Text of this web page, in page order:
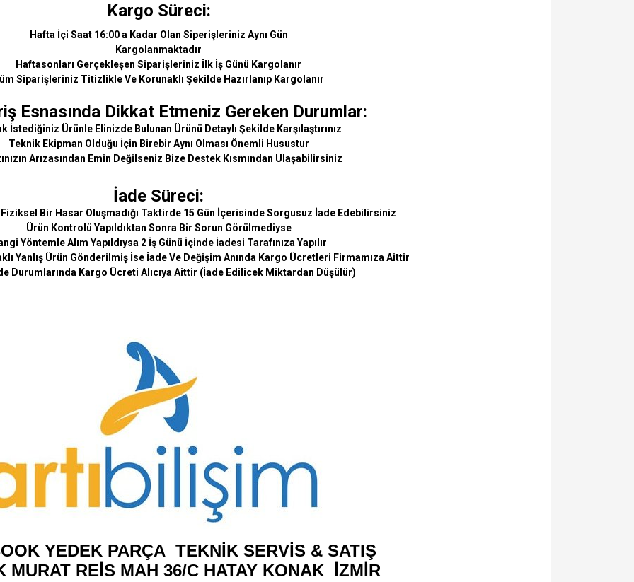
Kargo Süreci:
Hafta İçi Saat 16:00 a Kadar Olan Siperişleriniz Aynı Gün
Kargolanmaktadır
Haftasonları Gerçekleşen Siparişleriniz İlk İş Günü Kargolanır
Siparişleriniz Titizlikle Ve Korunaklı Şekilde Hazırlanıp Kargolanır
Esnasında Dikkat Etmeniz Gereken Durumlar:
İstediğiniz Ürünle Elinizde Bulunan Ürünü Detaylı Şekilde Karşılaştırınız
Teknik Ekipman Olduğu İçin Birebir Aynı Olması Önemli Husustur
Arızasından Emin Değilseniz Bize Destek Kısmından Ulaşabilirsiniz
İade Süreci:
Fiziksel Bir Hasar Oluşmadığı Taktirde 15 Gün İçerisinde Sorgusuz İade Edebilirsiniz
Ürün Kontrolü Yapıldıktan Sonra Bir Sorun Görülmediyse
Yöntemle Alım Yapıldıysa 2 İş Günü İçinde İadesi Tarafınıza Yapılır
Yanlış Ürün Gönderilmiş İse İade Ve Değişim Anında Kargo Ücretleri Firmamıza Aittir
Durumlarında Kargo Ücreti Alıcıya Aittir (İade Edilicek Miktardan Düşülür)
YEDEK PARÇA TEKNİK SERVİS & SATIŞ
MURAT REİS MAH 36/C HATAY KONAK İZMİR